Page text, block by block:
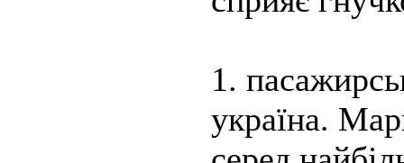
1.
україна.